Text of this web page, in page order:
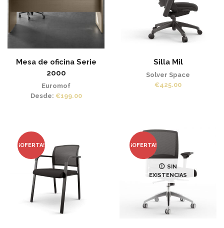
Mesa de oficina Serie
2000
Euromof
Desde: €199.00
Silla Mil
Solver Space
€425.00
¡OFERTA! ¡OFERTA!
SIN
EXISTENCIAS